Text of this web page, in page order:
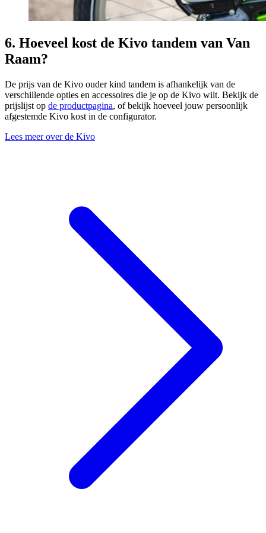
6. Hoeveel kost de Kivo tandem van Van
Raam?
De prijs van de Kivo ouder kind tandem is afhankelijk van de
verschillende opties en accessoires die je op de Kivo wilt. Bekijk de
prijslijst op de productpagina, of bekijk hoeveel jouw persoonlijk
afgestemde Kivo kost in de configurator.
Lees meer over de Kivo